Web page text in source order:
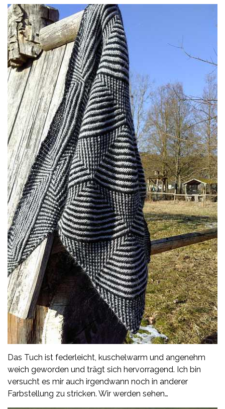
Das Tuch ist federleicht, kuschelwarm und angenehm
weich geworden und trägt sich hervorragend. Ich bin
versucht es mir auch irgendwann noch in anderer
Farbstellung zu stricken. Wir werden sehen…